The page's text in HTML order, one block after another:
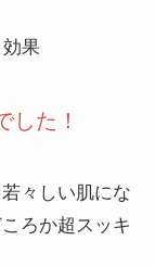
した！
々しい肌にな
ろか超スッキ